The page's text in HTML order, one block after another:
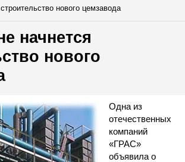
нового цемзавода
начнется
нового
Одна из
отечественных
компаний
«ГРАС»
объявила о